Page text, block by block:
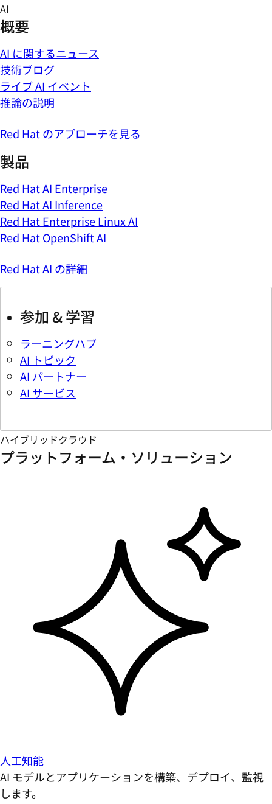
Skip
to
content
AI
概要
AI に関するニュース
技術ブログ
ライブ AI イベント
推論の説明
Red Hat のアプローチを見る
製品
Red Hat AI Enterprise
Red Hat AI Inference
Red Hat Enterprise Linux AI
Red Hat OpenShift AI
Red Hat AI の詳細
参加 & 学習
ラーニングハブ
AI トピック
AI パートナー
AI サービス
ハイブリッドクラウド
プラットフォーム・ソリューション
人工知能
AI モデルとアプリケーションを構築、デプロイ、監視
します。